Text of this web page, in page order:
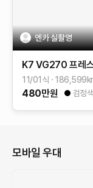
엔카 실촬영
K7 VG270 프레
11/01식 186,599
480만원 검정
모바일 우대